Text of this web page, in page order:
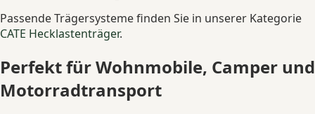
Passende Trägersysteme finden Sie in unserer Kategorie
CATE Hecklastenträger.
Perfekt für Wohnmobile, Camper und
Motorradtransport